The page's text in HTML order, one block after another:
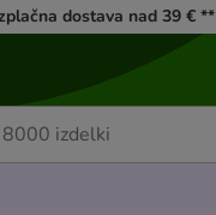
dostava nad 39 € **